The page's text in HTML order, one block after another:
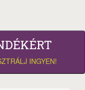
INGYEN!